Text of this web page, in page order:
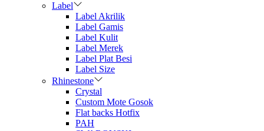
Label
Label Akrilik
Label Gamis
Label Kulit
Label Merek
Label Plat Besi
Label Size
Rhinestone
Crystal
Custom Mote Gosok
Flat backs Hotfix
PAH